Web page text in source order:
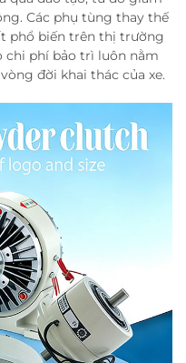
Các phụ tùng thay thế
phổ biến trên thị trường
chi phí bảo trì luôn nằm
đời khai thác của xe.